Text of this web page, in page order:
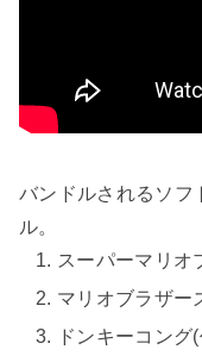
バンドルされるソフ
ル。
スーパーマリオ
マリオブラザー
ドンキーコング